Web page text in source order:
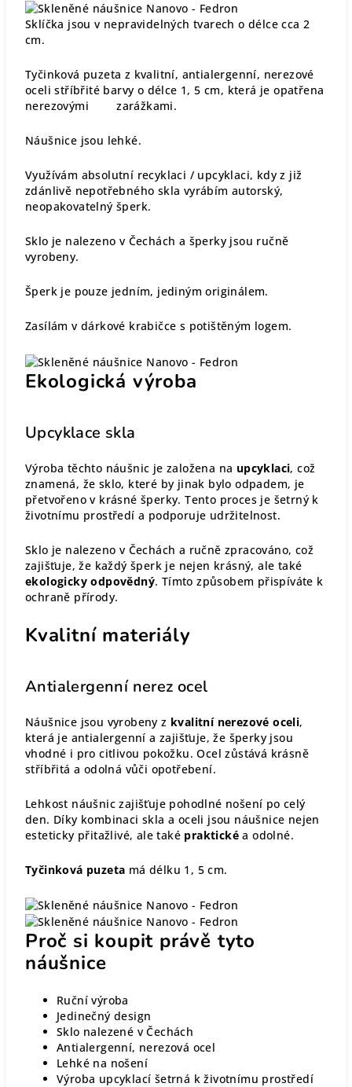
Sklíčka jsou v nepravidelných tvarech o délce cca 2
cm.
Tyčinková puzeta z kvalitní, antialergenní, nerezové
oceli stříbřité barvy o délce 1, 5 cm, která je opatřena
nerezovými zarážkami.
Náušnice jsou lehké.
Využívám absolutní recyklaci / upcyklaci, kdy z již
zdánlivě nepotřebného skla vyrábím autorský,
neopakovatelný šperk.
Sklo je nalezeno v Čechách a šperky jsou ručně
vyrobeny.
Šperk je pouze jedním, jediným originálem.
Zasílám v dárkové krabičce s potištěným logem.
Ekologická výroba
Upcyklace skla
Výroba těchto náušnic je založena na upcyklaci, což
znamená, že sklo, které by jinak bylo odpadem, je
přetvořeno v krásné šperky. Tento proces je šetrný k
životnímu prostředí a podporuje udržitelnost.
Sklo je nalezeno v Čechách a ručně zpracováno, což
zajišťuje, že každý šperk je nejen krásný, ale také
ekologicky odpovědný. Tímto způsobem přispíváte k
ochraně přírody.
Kvalitní materiály
Antialergenní nerez ocel
Náušnice jsou vyrobeny z kvalitní nerezové oceli,
která je antialergenní a zajišťuje, že šperky jsou
vhodné i pro citlivou pokožku. Ocel zůstává krásně
stříbřitá a odolná vůči opotřebení.
Lehkost náušnic zajišťuje pohodlné nošení po celý
den. Díky kombinaci skla a oceli jsou náušnice nejen
esteticky přitažlivé, ale také praktické a odolné.
Tyčinková puzeta má délku 1, 5 cm.
Proč si koupit právě tyto
náušnice
Ruční výroba
Jedinečný design
Sklo nalezené v Čechách
Antialergenní, nerezová ocel
Lehké na nošení
Výroba upcyklací šetrná k životnímu prostředí